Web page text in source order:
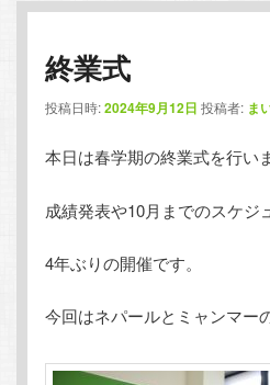
終業式
投稿日時:2024年9月12日 投稿者: ま
本日は春学期の終業式を行い
成績発表や10月までのスケジ
4年ぶりの開催です。
今回はネパールとミャンマー